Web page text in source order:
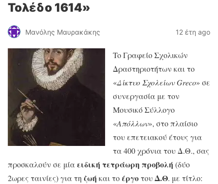
Τολέδο 1614»
Μανόλης Μαυρακάκης 12 έτη ago
To Γραφείο Σχολικών
Δραστηριοτήτων και το
«Δίκτυο ΣχολείωνGreco» σε
συνεργασία με τον
Μουσικό Σύλλογο
«Απόλλων», στο πλαίσιο
του επετειακού έτους για
τα 400 χρόνια του Δ.Θ., σας
προσκαλούν σε μίαειδική τετράωρη προβολή (δύο
2ωρες ταινίες) για τη ζωή και τοέργοτουΔ.Θ. με τίτλο: